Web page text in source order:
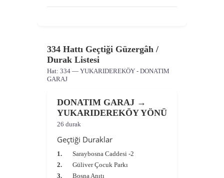
334 Hattı Geçtiği Güzergâh /
Durak Listesi
Hat: 334 — YUKARIDEREKÖY - DONATIM
GARAJ
DONATIM GARAJ →
YUKARIDEREKÖY YÖNÜ
26 durak
Geçtiği Duraklar
1.
Saraybosna Caddesi -2
2.
Güliver Çocuk Parkı
3.
Bosna Anıtı